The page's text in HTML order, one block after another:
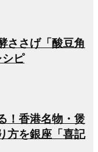
ささげ「酸豆角
シピ
！香港名物・煲
方を銀座「喜記